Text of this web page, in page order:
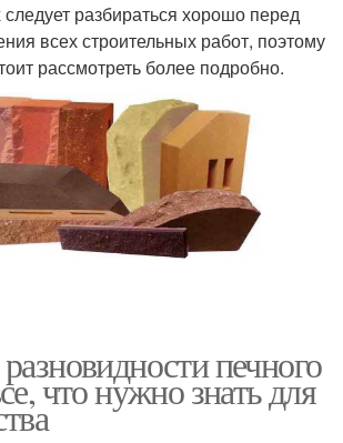
разбираться хорошо перед
всех строительных работ, поэтому
рассмотреть более подробно.
печного
что нужно знать для